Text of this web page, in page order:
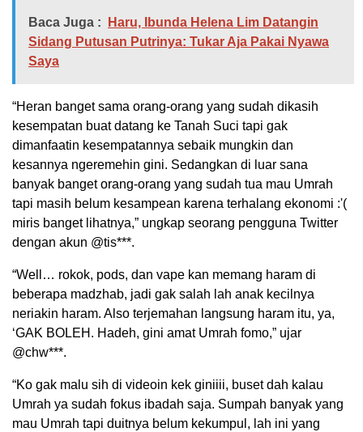
Baca Juga :
Haru, Ibunda Helena Lim Datangin
Sidang Putusan Putrinya: Tukar Aja Pakai Nyawa
Saya
“Heran banget sama orang-orang yang sudah dikasih
kesempatan buat datang ke Tanah Suci tapi gak
dimanfaatin kesempatannya sebaik mungkin dan
kesannya ngeremehin gini. Sedangkan di luar sana
banyak banget orang-orang yang sudah tua mau Umrah
tapi masih belum kesampean karena terhalang ekonomi :'(
miris banget lihatnya,” ungkap seorang pengguna Twitter
dengan akun @tis***.
“Well… rokok, pods, dan vape kan memang haram di
beberapa madzhab, jadi gak salah lah anak kecilnya
neriakin haram. Also terjemahan langsung haram itu, ya,
‘GAK BOLEH. Hadeh, gini amat Umrah fomo,” ujar
@chw***.
“Ko gak malu sih di videoin kek giniiii, buset dah kalau
Umrah ya sudah fokus ibadah saja. Sumpah banyak yang
mau Umrah tapi duitnya belum kekumpul, lah ini yang